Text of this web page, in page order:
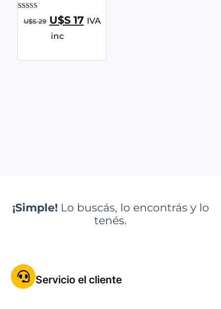
Valorado con
5.00
U$S29 U$S17 IVA
inc
¡Simple!Lo buscás, lo encontrás y lo
tenés.
Servicio el cliente